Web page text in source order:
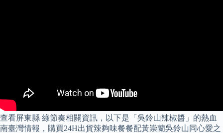
查看屏東縣 綠節奏相關資訊，以下是「吳鈴山辣椒醬」的熱血
南臺灣情報，購買24H出貨辣夠味餐餐配黃崇蘭吳鈴山同心愛之